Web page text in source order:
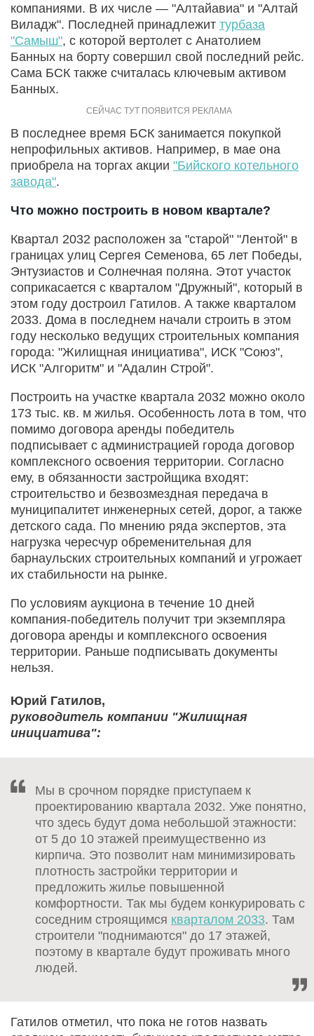
компаниями. В их числе — "Алтайавиа" и "Алтай
Виладж". Последней принадлежит турбаза
"Самыш", с которой вертолет с Анатолием
Банных на борту совершил свой последний рейс.
Сама БСК также считалась ключевым активом
Банных.
В последнее время БСК занимается покупкой
непрофильных активов. Например, в мае она
приобрела на торгах акции "Бийского котельного
завода".
Что можно построить в новом квартале?
Квартал 2032 расположен за "старой" "Лентой" в
границах улиц Сергея Семенова, 65 лет Победы,
Энтузиастов и Солнечная поляна. Этот участок
соприкасается с кварталом "Дружный", который в
этом году достроил Гатилов. А также кварталом
2033. Дома в последнем начали строить в этом
году несколько ведущих строительных компания
города: "Жилищная инициатива", ИСК "Союз",
ИСК "Алгоритм" и "Адалин Строй".
Построить на участке квартала 2032 можно около
173 тыс. кв. м жилья. Особенность лота в том, что
помимо договора аренды победитель
подписывает с администрацией города договор
комплексного освоения территории. Согласно
ему, в обязанности застройщика входят:
строительство и безвозмездная передача в
муниципалитет инженерных сетей, дорог, а также
детского сада. По мнению ряда экспертов, эта
нагрузка чересчур обременительная для
барнаульских строительных компаний и угрожает
их стабильности на рынке.
По условиям аукциона в течение 10 дней
компания-победитель получит три экземпляра
договора аренды и комплексного освоения
территории. Раньше подписывать документы
нельзя.
Юрий Гатилов,
руководитель компании "Жилищная
инициатива":
Мы в срочном порядке приступаем к
проектированию квартала 2032. Уже понятно,
что здесь будут дома небольшой этажности:
от 5 до 10 этажей преимущественно из
кирпича. Это позволит нам минимизировать
плотность застройки территории и
предложить жилье повышенной
комфортности. Так мы будем конкурировать с
соседним строящимся кварталом 2033. Там
строители "поднимаются" до 17 этажей,
поэтому в квартале будут проживать много
людей.
Гатилов отметил, что пока не готов назвать